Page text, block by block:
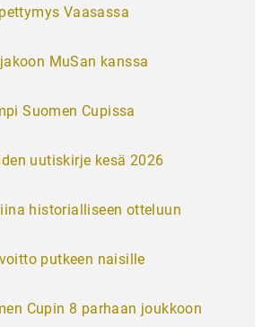
Vaasassa
MuSan kanssa
Suomen Cupissa
uutiskirje kesä 2026
historialliseen otteluun
putkeen naisille
Cupin 8 parhaan joukkoon